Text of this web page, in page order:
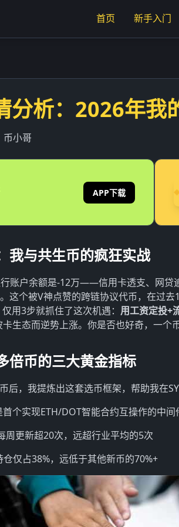
首页 新手入门
分析：2026年我
币小哥
APP下载
我与共生币的疯狂实战
账户余额是-12万——信用卡透支、网贷
这个被V神点赞的跨链协议代币，在过
用3步就抓住了这次机遇： 用工资定投+
生态而逆势上涨。你是否也好奇，一个
倍币的三大黄金指标
后，我提炼出这套选币框架，帮助我在
首个实现ETH/DOT智能合约互操作的中间
周更新超20次，远超行业平均的5次
仅占38%，远低于其他新币的70%+